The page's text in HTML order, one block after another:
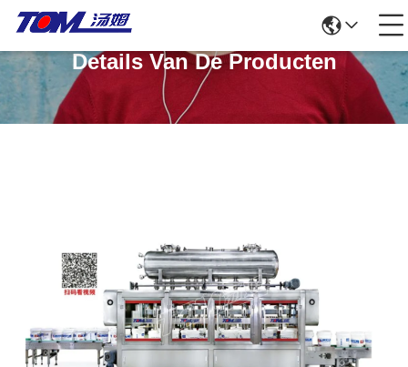
Details Van De Producten